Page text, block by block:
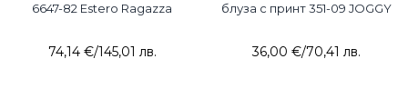
6647-82 Estero Ragazza
74,14 €/145,01 лв.
блуза с принт 351-09 JOGGY
36,00 €/70,41 лв.